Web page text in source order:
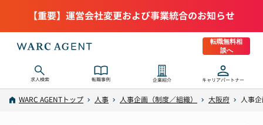
【重要】運営会社変更および事業統合のお知らせ
転職無料相
談へ
求人検索 転職事例 企業紹介 キャリアパートナー
WARC AGENTトップ 人事 人事企画（制度／組織） 大阪府 人事